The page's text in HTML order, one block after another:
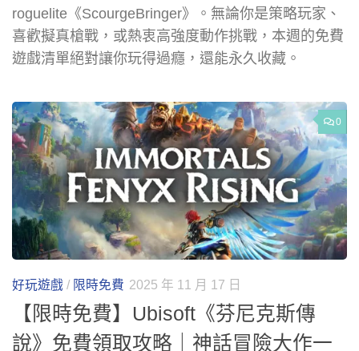
roguelite《ScourgeBringer》。無論你是策略玩家、
喜歡擬真槍戰，或熱衷高強度動作挑戰，本週的免費
遊戲清單絕對讓你玩得過癮，還能永久收藏。
0
好玩遊戲 / 限時免費 2025 年 11 月 17 日
【限時免費】Ubisoft《芬尼克斯傳
說》免費領取攻略｜神話冒險大作一